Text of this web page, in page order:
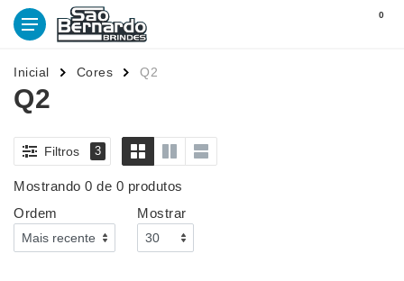
0
Inicial Cores Q2
Q2
Filtros 3
Mostrando 0 de 0 produtos
Ordem
Mostrar